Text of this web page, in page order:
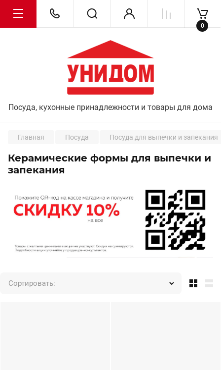
Посуда, кухонные принадлежности и товары для дома
0
Главная Посуда Посуда для выпечки и запекания
Керамические формы для выпечки и
запекания
Сортировать: